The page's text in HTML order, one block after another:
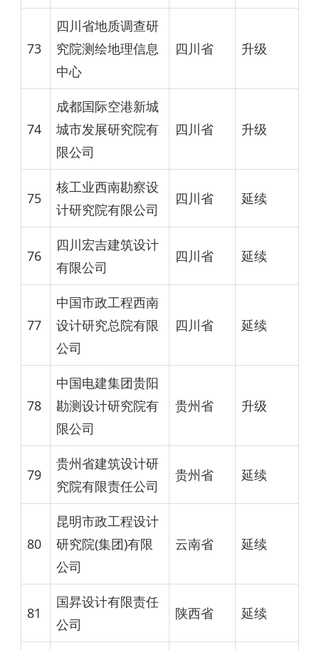
73
四川省地质调查研
究院测绘地理信息
中心
四川省 升级
74
成都国际空港新城
城市发展研究院有
限公司
四川省 升级
75
核工业西南勘察设
计研究院有限公司
四川省 延续
76
四川宏吉建筑设计
有限公司
四川省 延续
77
中国市政工程西南
设计研究总院有限
公司
四川省 延续
78
中国电建集团贵阳
勘测设计研究院有
限公司
贵州省 升级
79
贵州省建筑设计研
究院有限责任公司
贵州省 延续
80
昆明市政工程设计
研究院(集团)有限
公司
云南省 延续
81
国昇设计有限责任
公司
陕西省 延续